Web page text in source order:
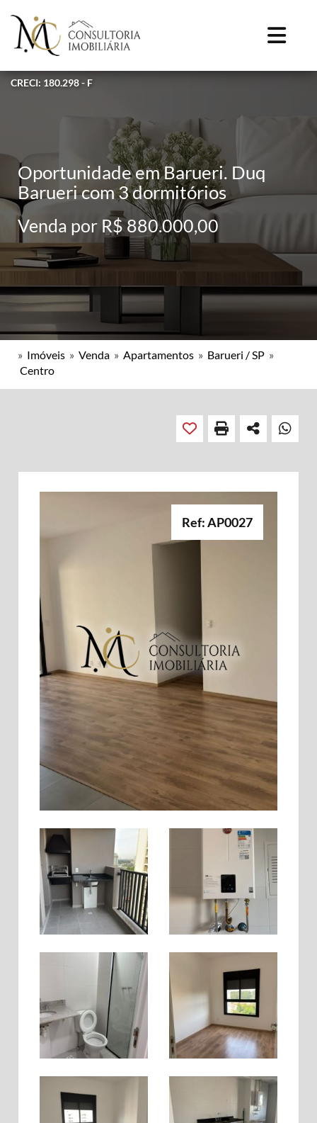
CRECI: 180.298 - F
Oportunidade em Barueri. Duq
Barueri com 3 dormitórios
Venda por R$ 880.000,00
» Imóveis » Venda » Apartamentos » Barueri / SP »
Centro
Ref: AP0027